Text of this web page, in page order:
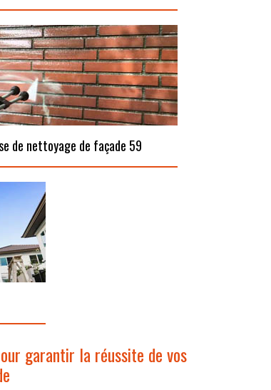
de nettoyage de façade 59
garantir la réussite de vos